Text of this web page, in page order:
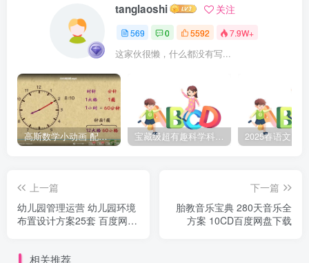
tanglaoshi 关注
569 0 5592 7.9W+
这家伙很懒，什么都没有写...
高斯数学小动画 配套小学1-6年级数学 课堂知识点动画教学视频MP4 百度网盘下载 宝藏级超有趣科学科普动画《土豆逗严肃科普》第二季 百度网盘下载
上一篇
幼儿园管理运营 幼儿园环境
布置设计方案25套 百度网盘
下一篇
胎教音乐宝典 280天音乐全
方案 10CD百度网盘下载
相关推荐